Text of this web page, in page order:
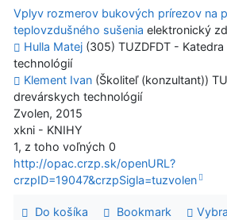
Vplyv rozmerov bukových prírezov na
teplovzdušného sušenia elektronický
Hulla Matej (305) TUZDFDT -
technológií
Klement Ivan (Školiteľ (konzultant))
drevárskych technológií
Zvolen, 2015
xkni - KNIHY
1, z toho voľných 0
http://opac.crzp.sk/openURL?
crzpID=19047&crzpSigla=tuzvolen
Do košíka Bookmark